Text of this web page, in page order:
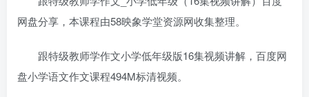
网盘分享，本课程由58映象学堂资源网收集整理。
跟特级教师学作文小学低年级版16集视频讲解，百度网
盘小学语文作文课程494M标清视频。